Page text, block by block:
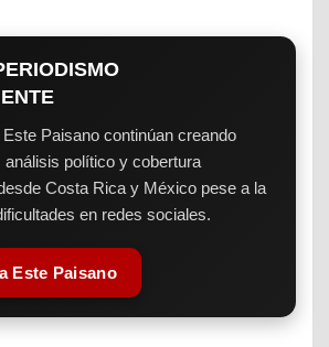
Paisano continúan creando
análisis político y cobertura
Costa Rica y México pese a la
en redes sociales.
Este Paisano